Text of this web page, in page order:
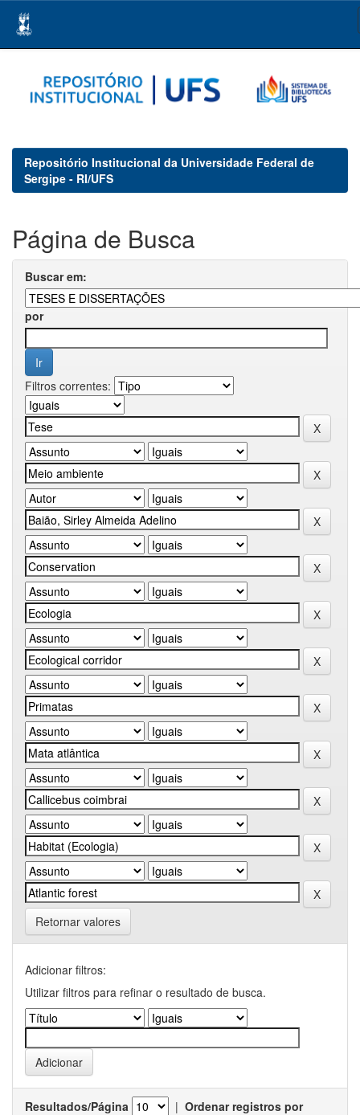
navigation
Repositório Institucional da Universidade Federal de
Sergipe - RI/UFS
Página de Busca
Buscar em:
por
Filtros correntes:
Retornar valores
Adicionar filtros:
Utilizar filtros para refinar o resultado de busca.
Resultados/Página | Ordenar registros por